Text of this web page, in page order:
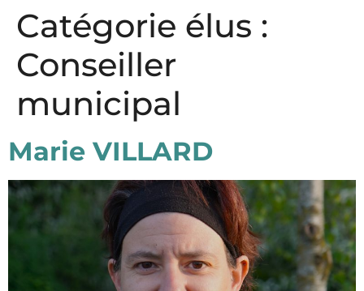
Catégorie élus :
Conseiller
municipal
Marie VILLARD
Panneau de gestion des cookies